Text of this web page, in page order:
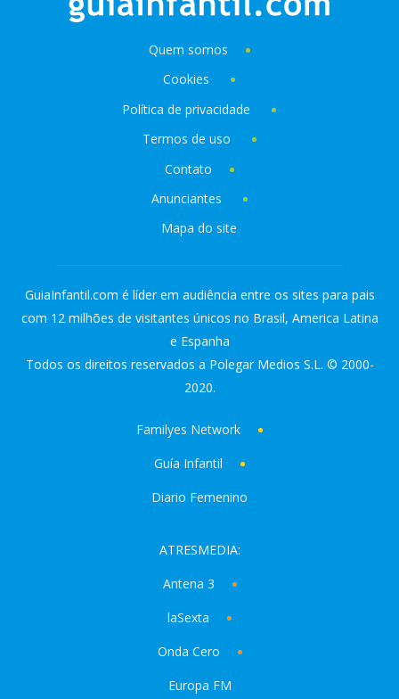
Quem somos
Cookies
Política de privacidade
Termos de uso
Contato
Anunciantes
Mapa do site
GuiaInfantil.com é líder em audiência entre os sites para pais
com 12 milhões de visitantes únicos no Brasil, America Latina
e Espanha
Todos os direitos reservados a Polegar Medios S.L. © 2000-
2020.
Familyes Network
Guía Infantil
Diario Femenino
ATRESMEDIA:
Antena 3
laSexta
Onda Cero
Europa FM